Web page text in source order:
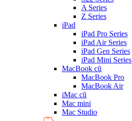
A Series
Z Series
iPad
iPad Pro Series
iPad Air Series
iPad Gen Series
iPad Mini Series
MacBook cũ
MacBook Pro
MacBook Air
iMac cũ
Mac mini
Mac Studio